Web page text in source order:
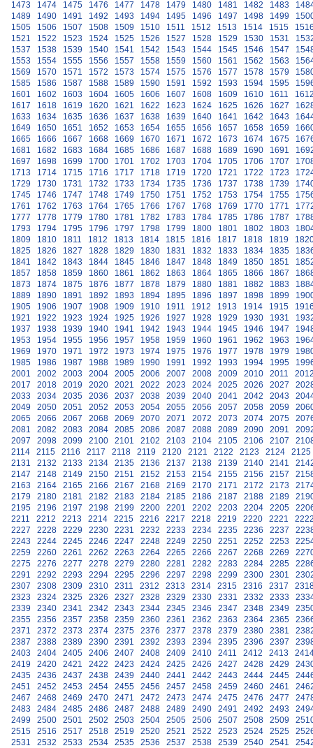
1473 1474 1475 1476 1477 1478 1479 1480 1481 1482 1483
1489
1490 1491 1492 1493 1494 1495 1496 1497 1498 1499
1505
1506 1507 1508 1509 1510 1511 1512 1513 1514 1515
1521
1522 1523 1524 1525 1526 1527 1528 1529 1530 1531
1537
1538 1539 1540 1541 1542 1543 1544 1545 1546 1547
1553
1554 1555 1556 1557 1558 1559 1560 1561 1562 1563
1569
1570 1571 1572 1573 1574 1575 1576 1577 1578 1579
1585
1586 1587 1588 1589 1590 1591 1592 1593 1594 1595
1601
1602 1603 1604 1605 1606 1607 1608 1609 1610 1611
1617
1618 1619 1620 1621 1622 1623 1624 1625 1626 1627
1633
1634 1635 1636 1637 1638 1639 1640 1641 1642 1643
1649
1650 1651 1652 1653 1654 1655 1656 1657 1658 1659
1665
1666 1667 1668 1669 1670 1671 1672 1673 1674 1675
1681
1682 1683 1684 1685 1686 1687 1688 1689 1690 1691
1697
1698 1699 1700 1701 1702 1703 1704 1705 1706 1707
1713
1714 1715 1716 1717 1718 1719 1720 1721 1722 1723
1729
1730 1731 1732 1733 1734 1735 1736 1737 1738 1739
1745
1746 1747 1748 1749 1750 1751 1752 1753 1754 1755
1761
1762 1763 1764 1765 1766 1767 1768 1769 1770 1771
1777
1778 1779 1780 1781 1782 1783 1784 1785 1786 1787
1793
1794 1795 1796 1797 1798 1799 1800 1801 1802 1803
1809
1810 1811 1812 1813 1814 1815 1816 1817 1818 1819
1825
1826 1827 1828 1829 1830 1831 1832 1833 1834 1835
1841
1842 1843 1844 1845 1846 1847 1848 1849 1850 1851
1857
1858 1859 1860 1861 1862 1863 1864 1865 1866 1867
1873
1874 1875 1876 1877 1878 1879 1880 1881 1882 1883
1889
1890 1891 1892 1893 1894 1895 1896 1897 1898 1899
1905
1906 1907 1908 1909 1910 1911 1912 1913 1914 1915
1921
1922 1923 1924 1925 1926 1927 1928 1929 1930 1931
1937
1938 1939 1940 1941 1942 1943 1944 1945 1946 1947
1953
1954 1955 1956 1957 1958 1959 1960 1961 1962 1963
1969
1970 1971 1972 1973 1974 1975 1976 1977 1978 1979
1985
1986 1987 1988 1989 1990 1991 1992 1993 1994 1995
2001
2002 2003 2004 2005 2006 2007 2008 2009 2010 2011
2017
2018 2019 2020 2021 2022 2023 2024 2025 2026 2027
2033
2034 2035 2036 2037 2038 2039 2040 2041 2042 2043
2049
2050 2051 2052 2053 2054 2055 2056 2057 2058 2059
2065
2066 2067 2068 2069 2070 2071 2072 2073 2074 2075
2081
2082 2083 2084 2085 2086 2087 2088 2089 2090 2091
2097
2098 2099 2100 2101 2102 2103 2104 2105 2106 2107
2114
2115 2116 2117 2118 2119 2120 2121 2122 2123 2124
2125
2131
2132 2133 2134 2135 2136 2137 2138 2139 2140 2141
2147
2148 2149 2150 2151 2152 2153 2154 2155 2156 2157
2163
2164 2165 2166 2167 2168 2169 2170 2171 2172 2173
2179
2180 2181 2182 2183 2184 2185 2186 2187 2188 2189
2195
2196 2197 2198 2199 2200 2201 2202 2203 2204 2205
2211
2212 2213 2214 2215 2216 2217 2218 2219 2220 2221
2227
2228 2229 2230 2231 2232 2233 2234 2235 2236 2237
2243
2244 2245 2246 2247 2248 2249 2250 2251 2252 2253
2259
2260 2261 2262 2263 2264 2265 2266 2267 2268 2269
2275
2276 2277 2278 2279 2280 2281 2282 2283 2284 2285
2291
2292 2293 2294 2295 2296 2297 2298 2299 2300 2301
2307
2308 2309 2310 2311 2312 2313 2314 2315 2316 2317
2323
2324 2325 2326 2327 2328 2329 2330 2331 2332 2333
2339
2340 2341 2342 2343 2344 2345 2346 2347 2348 2349
2355
2356 2357 2358 2359 2360 2361 2362 2363 2364 2365
2371
2372 2373 2374 2375 2376 2377 2378 2379 2380 2381
2387
2388 2389 2390 2391 2392 2393 2394 2395 2396 2397
2403
2404 2405 2406 2407 2408 2409 2410 2411 2412 2413
2419
2420 2421 2422 2423 2424 2425 2426 2427 2428 2429
2435
2436 2437 2438 2439 2440 2441 2442 2443 2444 2445
2451
2452 2453 2454 2455 2456 2457 2458 2459 2460 2461
2467
2468 2469 2470 2471 2472 2473 2474 2475 2476 2477
2483
2484 2485 2486 2487 2488 2489 2490 2491 2492 2493
2499
2500 2501 2502 2503 2504 2505 2506 2507 2508 2509
2515
2516 2517 2518 2519 2520 2521 2522 2523 2524 2525
2531
2532 2533 2534 2535 2536 2537 2538 2539 2540 2541